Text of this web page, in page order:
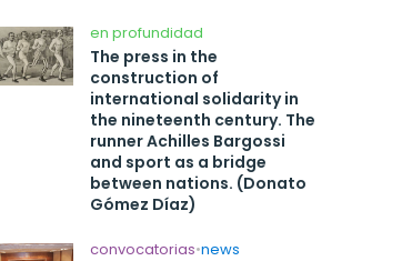
en profundidad
The press in the
construction of
international solidarity in
the nineteenth century. The
runner Achilles Bargossi
and sport as a bridge
between nations. (Donato
Gómez Díaz)
convocatorias•news